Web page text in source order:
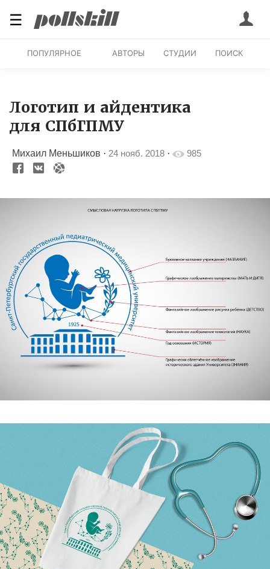
☰
ПОПУЛЯРНОЕ АВТОРЫ СТУДИИ ПОИСК
Логотип и айдентика
для СПбГПМУ
Михаил Меньшиков · 24 нояб. 2018 · 985